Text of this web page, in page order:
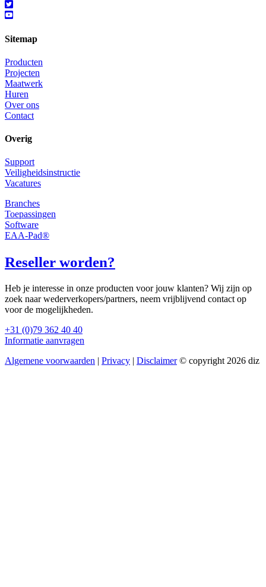
Sitemap
Producten
Projecten
Maatwerk
Huren
Over ons
Contact
Overig
Support
Veiligheidsinstructie
Vacatures
Branches
Toepassingen
Software
EAA-Pad®
Reseller worden?
Heb je interesse in onze producten voor jouw klanten? Wij zijn op
zoek naar wederverkopers/partners, neem vrijblijvend contact op
voor de mogelijkheden.
+31 (0)79 362 40 40
Informatie aanvragen
Algemene voorwaarden | Privacy | Disclaimer© copyright 2026 diz